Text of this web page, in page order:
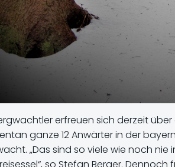
erfreuen sich derzeit
ganze 12 Anwärter in der
„Das sind so viele wie noch